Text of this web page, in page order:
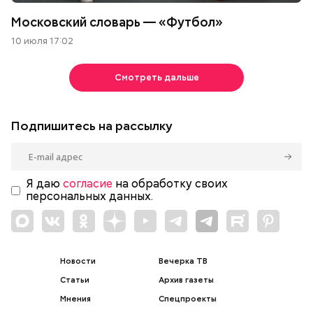
Московский словарь — «Футбол»
10 июля 17:02
Смотреть дальше
Подпишитесь на рассылку
Я даю согласие на обработку своих
персональных данных.
Новости
Статьи
Мнения
Вечерка ТВ
Архив газеты
Спецпроекты